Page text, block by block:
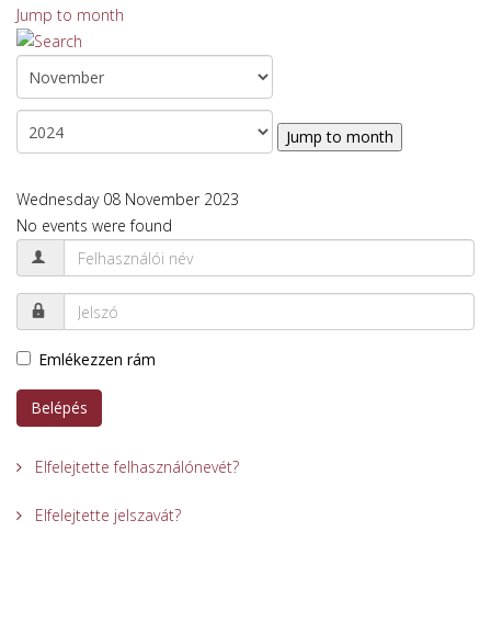
Jump to month
Jump to month
Wednesday 08 November 2023
No events were found
Emlékezzen rám
Belépés
Elfelejtette felhasználónevét?
Elfelejtette jelszavát?